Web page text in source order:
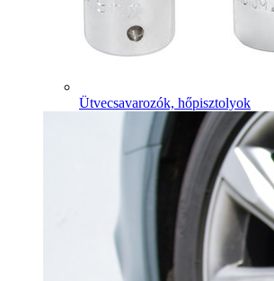
Ütvecsavarozók, hőpisztolyok